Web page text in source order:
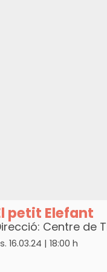
petit Elefant
Centre de
16.03.24 | 18:00 h